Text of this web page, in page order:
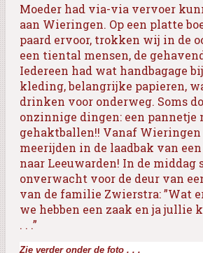
Moeder had via-via vervoer
aan Wieringen. Op een platte
paard ervoor, trokken wij in de
een tiental mensen, de
Iedereen had wat handbagage
kleding, belangrijke papieren,
drinken voor onderweg. Soms
onzinnige dingen: een pannetje
gehaktballen!! Vanaf
meerijden in de laadbak van
naar Leeuwarden! In de middag
onverwacht voor de deur van
van de familie Zwierstra: ”Wat
we hebben een zaak en ja jullie
. . .”
Zie verder onder de foto . . .